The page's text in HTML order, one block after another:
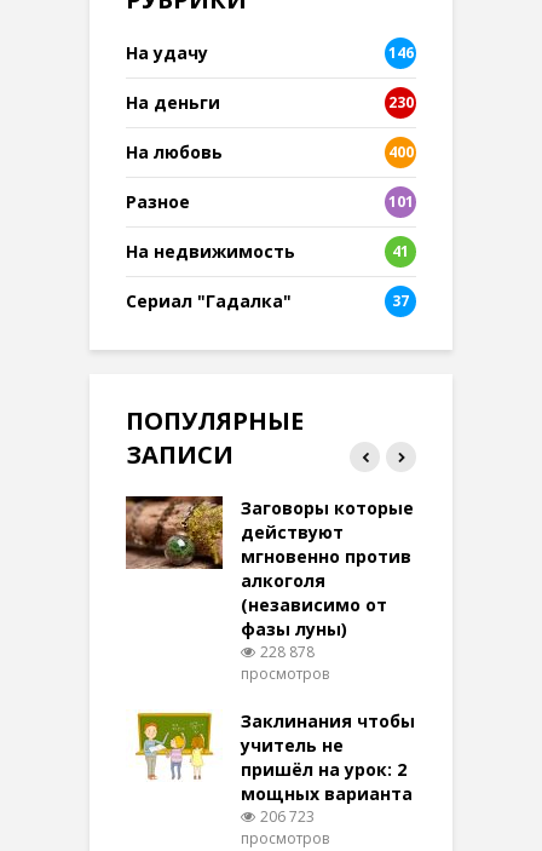
На удачу 146
На деньги 230
На любовь 400
Разное
101
8
На недвижимость 41
Сериал "Гадалка" 37
ПОПУЛЯРНЫЕ
ЗАПИСИ
Заговоры которые
действуют
мгновенно против
алкоголя
(независимо от
фазы луны)
228 878
просмотров
Заклинания чтобы
учитель не
пришёл на урок: 2
мощных варианта
206 723
просмотров